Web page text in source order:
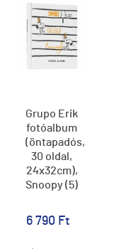
Grupo Erik
fotóalbum
(öntapadós,
30 oldal,
24x32cm),
Snoopy (5)
6 790 Ft